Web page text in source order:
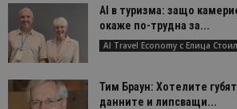
AI в туризма: защо
окаже по-трудна за...
AI Travel Economy с Елица
Тим Браун: Хотелите
данните и липсващи...